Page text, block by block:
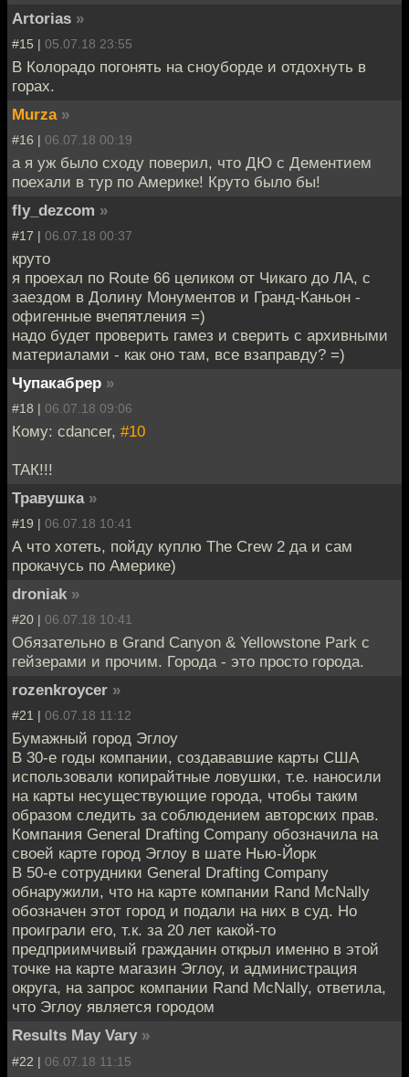
Artorias »
#15 | 05.07.18 23:55
В Колорадо погонять на сноуборде и отдохнуть в
горах.
Murza »
#16 | 06.07.18 00:19
а я уж было сходу поверил, что ДЮ с Дементием
поехали в тур по Америке! Круто было бы!
fly_dezcom »
#17 | 06.07.18 00:37
круто
я проехал по Route 66 целиком от Чикаго до ЛА, с
заездом в Долину Монументов и Гранд-Каньон -
офигенные вчепятления =)
надо будет проверить гамез и сверить с архивными
материалами - как оно там, все взаправду? =)
Чупакабрер »
#18 | 06.07.18 09:06
Кому: cdancer, #10
ТАК!!!
Травушка »
#19 | 06.07.18 10:41
А что хотеть, пойду куплю The Crew 2 да и сам
прокачусь по Америке)
droniak »
#20 | 06.07.18 10:41
Обязательно в Grand Canyon & Yellowstone Park с
гейзерами и прочим. Города - это просто города.
rozenkroycer »
#21 | 06.07.18 11:12
Бумажный город Эглоу
В 30-е годы компании, создававшие карты США
использовали копирайтные ловушки, т.е. наносили
на карты несуществующие города, чтобы таким
образом следить за соблюдением авторских прав.
Компания General Drafting Company обозначила на
своей карте город Эглоу в шате Нью-Йорк
В 50-е сотрудники General Drafting Company
обнаружили, что на карте компании Rand McNally
обозначен этот город и подали на них в суд. Но
проиграли его, т.к. за 20 лет какой-то
предприимчивый гражданин открыл именно в этой
точке на карте магазин Эглоу, и администрация
округа, на запрос компании Rand McNally, ответила,
что Эглоу является городом
Results May Vary »
#22 | 06.07.18 11:15